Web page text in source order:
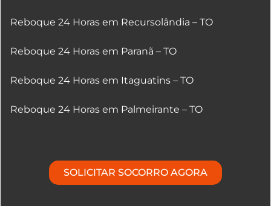
Reboque 24 Horas em Recursolândia – TO
Reboque 24 Horas em Paranã – TO
Reboque 24 Horas em Itaguatins – TO
Reboque 24 Horas em Palmeirante – TO
SOLICITAR SOCORRO AGORA